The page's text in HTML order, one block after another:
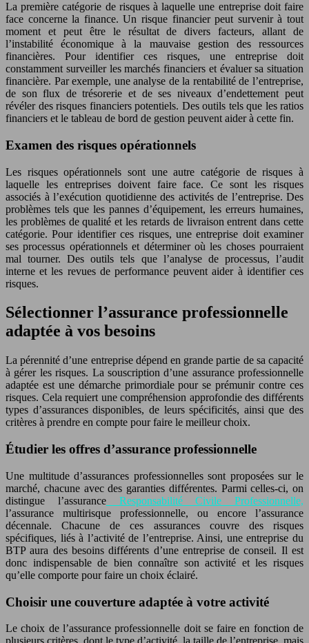
La première catégorie de risques à laquelle une entreprise doit faire
face concerne la finance. Un risque financier peut survenir à tout
moment et peut être le résultat de divers facteurs, allant de
l’instabilité économique à la mauvaise gestion des ressources
financières. Pour identifier ces risques, une entreprise doit
constamment surveiller les marchés financiers et évaluer sa situation
financière. Par exemple, une analyse de la rentabilité de l’entreprise,
de son flux de trésorerie et de ses niveaux d’endettement peut
révéler des risques financiers potentiels. Des outils tels que les ratios
financiers et le tableau de bord de gestion peuvent aider à cette fin.
Examen des risques opérationnels
Les risques opérationnels sont une autre catégorie de risques à
laquelle les entreprises doivent faire face. Ce sont les risques
associés à l’exécution quotidienne des activités de l’entreprise. Des
problèmes tels que les pannes d’équipement, les erreurs humaines,
les problèmes de qualité et les retards de livraison entrent dans cette
catégorie. Pour identifier ces risques, une entreprise doit examiner
ses processus opérationnels et déterminer où les choses pourraient
mal tourner. Des outils tels que l’analyse de processus, l’audit
interne et les revues de performance peuvent aider à identifier ces
risques.
Sélectionner l’assurance professionnelle
adaptée à vos besoins
La pérennité d’une entreprise dépend en grande partie de sa capacité
à gérer les risques. La souscription d’une assurance professionnelle
adaptée est une démarche primordiale pour se prémunir contre ces
risques. Cela requiert une compréhension approfondie des différents
types d’assurances disponibles, de leurs spécificités, ainsi que des
critères à prendre en compte pour faire le meilleur choix.
Étudier les offres d’assurance professionnelle
Une multitude d’assurances professionnelles sont proposées sur le
marché, chacune avec des garanties différentes. Parmi celles-ci, on
distingue l’assuranceResponsabilité Civile Professionnelle,
l’assurance multirisque professionnelle, ou encore l’assurance
décennale. Chacune de ces assurances couvre des risques
spécifiques, liés à l’activité de l’entreprise. Ainsi, une entreprise du
BTP aura des besoins différents d’une entreprise de conseil. Il est
donc indispensable de bien connaître son activité et les risques
qu’elle comporte pour faire un choix éclairé.
Choisir une couverture adaptée à votre activité
Le choix de l’assurance professionnelle doit se faire en fonction de